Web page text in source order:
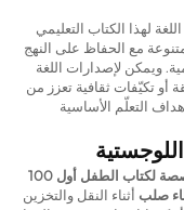
لهذا الكتاب التعليمي
مع الحفاظ على النهج
ويمكن لإصدارات اللغة
أو تكيّفات ثقافية تعزز من
التعلّم الأساسية
طباعة مخصصة لكتاب الطفل أول 100
صلب أثناء النقل والتخزين